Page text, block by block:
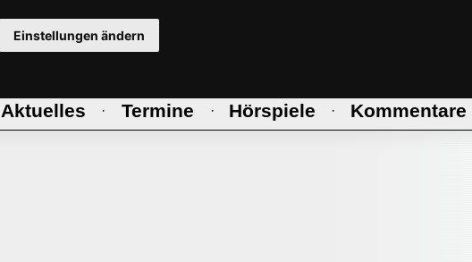
Einstellungen ändern
Aktuelles · Termine · Hörspiele · Kommentare